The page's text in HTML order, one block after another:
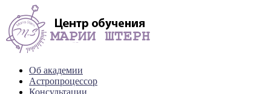
Об академии
Астропроцессор
Консультации